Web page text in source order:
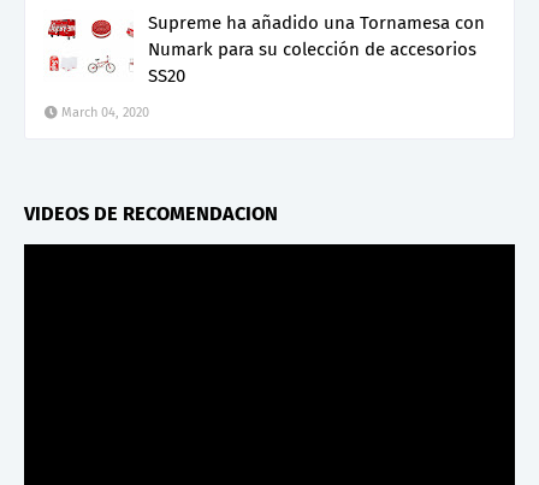
Supreme ha añadido una Tornamesa con
Numark para su colección de accesorios
SS20
March 04, 2020
VIDEOS DE RECOMENDACION